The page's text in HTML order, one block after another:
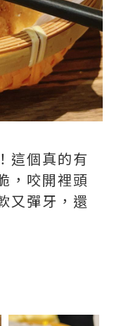
這個真的有
，咬開裡頭
又彈牙，還